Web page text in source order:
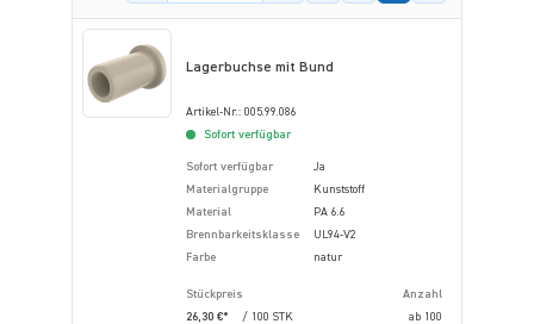
Lagerbuchse mit Bund
Artikel-Nr.: 005.99.086
Sofort verfügbar
Sofort verfügbar
Ja
Materialgruppe
Kunststoff
Material
PA 6.6
Brennbarkeitsklasse
UL94-V2
Farbe
natur
Stückpreis
Anzahl
26,30 €*
/ 100 STK ab 100